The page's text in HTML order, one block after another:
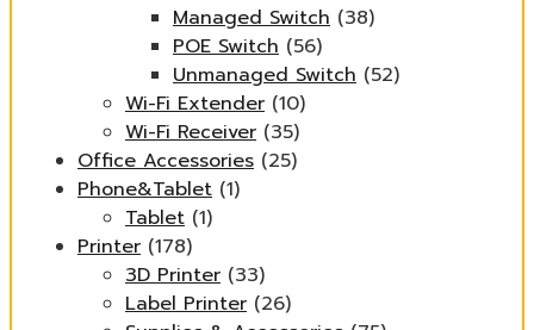
Managed Switch (38)
POE Switch (56)
Unmanaged Switch (52)
Wi-Fi Extender (10)
Wi-Fi Receiver (35)
Office Accessories (25)
Phone&Tablet (1)
Tablet (1)
Printer (178)
3D Printer (33)
Label Printer (26)